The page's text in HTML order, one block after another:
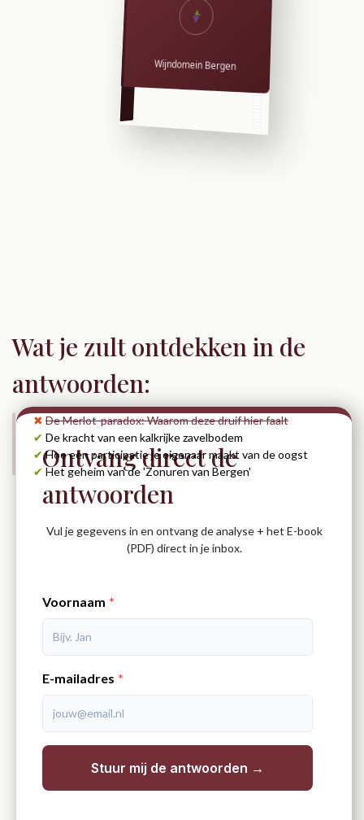
Wat je zult ontdekken in de
antwoorden:
✖ De Merlot-paradox: Waarom deze druif hier faalt
✔ De kracht van een kalkrijke zavelbodem
✔Hoe een participatie je eigenaar maakt van de oogst
✔ Het geheim van de 'Zonuren van Bergen'
Ontvang direct de
antwoorden
Vul je gegevens in en ontvang de analyse + het E-book
(PDF) direct in je inbox.
Voornaam
E-mailadres
Stuur mij de antwoorden →